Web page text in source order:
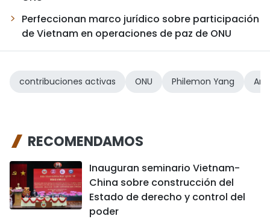
Perfeccionan marco jurídico sobre participación
de Vietnam en operaciones de paz de ONU
contribuciones activas ONU Philemon Yang
RECOMENDAMOS
Inauguran seminario Vietnam-
China sobre construcción del
Estado de derecho y control del
poder